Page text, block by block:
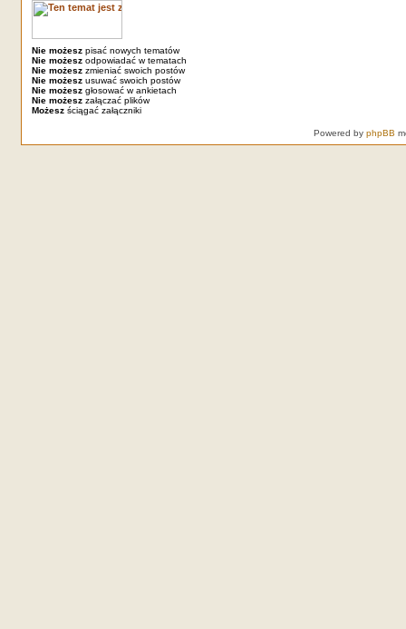
Nie możeszpisać nowych tematów
Nie możeszodpowiadać w tematach
Nie możeszzmieniać swoich postów
Nie możeszusuwać swoich postów
Nie możeszgłosować w ankietach
Nie możeszzałączać plików
Możeszściągać załączniki
Powered by phpBB